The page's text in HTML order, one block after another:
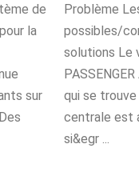
de
la
sur
Problème
possibles/
solutions Le
qui se
centrale est
si&egr ...